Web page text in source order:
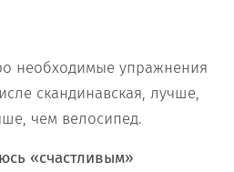
необходимые упражнения
скандинавская, лучше,
чем велосипед.
«счастливым»